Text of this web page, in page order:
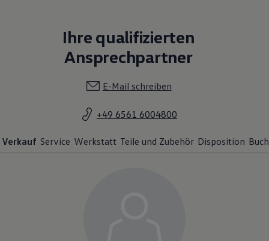
Ihre qualifizierten
Ansprechpartner
E-Mail schreiben
+49 6561 6004800
Verkauf Service Werkstatt Teile und Zubehör Disposition